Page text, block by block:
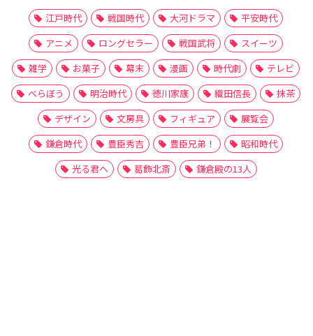
江戸時代 戦国時代 大河ドラマ
平安時代
アニメ
ロングセラー 戦国武将
スイーツ
雑学
お菓子 幕末 漫画 時代劇
テレビ
べらぼう
明治時代 徳川家康 織田信長
抹茶
デザイン
文房具 フィギュア
展覧会
鎌倉時代
豊臣秀吉 豊臣兄弟！
昭和時代
光る君へ
葛飾北斎 鎌倉殿の13人